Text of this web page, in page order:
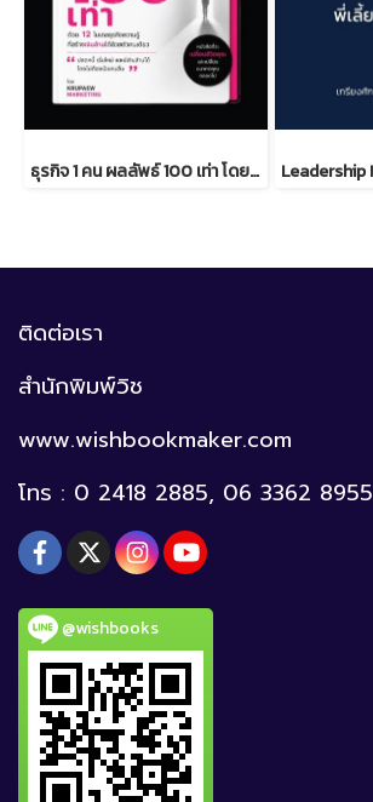
ธุรกิจ 1 คน ผลลัพธ์ 100 เท่า โดยครูแป๋ว จุฑามาศ อ่อนประดิษฐ
ติดต่อเรา
สำนักพิมพ์วิช
www.wishbookmaker.com
โทร : 0 2418 2885, 06 3362 8955
@wishbooks